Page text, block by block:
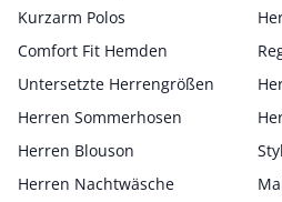
Kurzarm Polos
Comfort Fit Hemden
Untersetzte Herrengrößen
Herren Sommerhosen
Herren Blouson
Herren Nachtwäsche